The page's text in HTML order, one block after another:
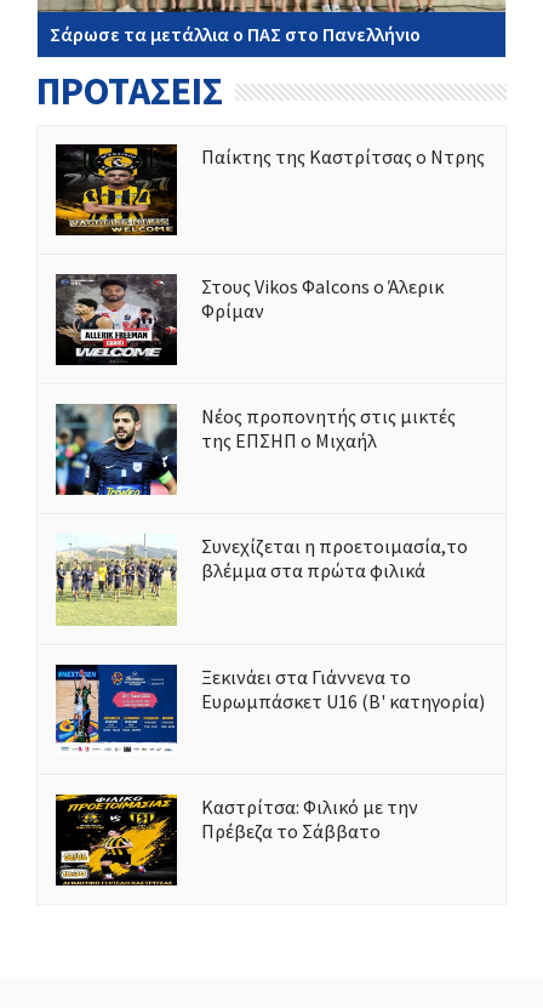
Σάρωσε τα μετάλλια ο ΠΑΣ στο Πανελλήνιο
ΠΡΟΤΑΣΕΙΣ
Παίκτης της Καστρίτσας ο Ντρης
Στους Vikos Φalcons ο Άλερικ
Φρίμαν
Νέος προπονητής στις μικτές
της ΕΠΣΗΠ ο Μιχαήλ
Συνεχίζεται η προετοιμασία,το
βλέμμα στα πρώτα φιλικά
Ξεκινάει στα Γιάννενα το
Ευρωμπάσκετ U16 (Β' κατηγορία)
Καστρίτσα: Φιλικό με την
Πρέβεζα το Σάββατο